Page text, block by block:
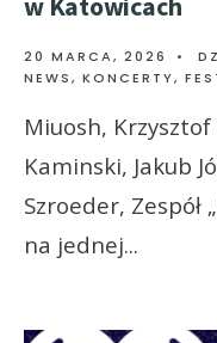
20 MARCA, 2026 •
NEWS, KONCERTY,
Miuosh,
Kaminski, Jakub
Szroeder, Zespół
na jednej...